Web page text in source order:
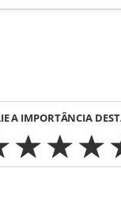
A IMPORTÂNCIA